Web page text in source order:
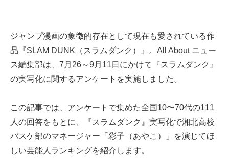
ジャンプ漫画の象徴的存在として現在も愛されている作
品『SLAM DUNK（スラムダンク）』。All About ニュー
ス編集部は、7月26～9月11日にかけて『スラムダンク』
の実写化に関するアンケートを実施しました。
この記事では、アンケートで集めた全国10〜70代の111
人の回答をもとに、『スラムダンク』実写化で湘北高校
バスケ部のマネージャー「彩子（あやこ）」を演じてほ
しい芸能人ランキングを紹介します。